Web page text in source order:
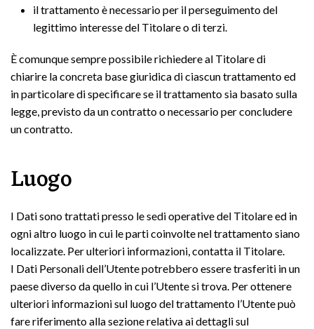
il trattamento è necessario per il perseguimento del
legittimo interesse del Titolare o di terzi.
È comunque sempre possibile richiedere al Titolare di
chiarire la concreta base giuridica di ciascun trattamento ed
in particolare di specificare se il trattamento sia basato sulla
legge, previsto da un contratto o necessario per concludere
un contratto.
Luogo
I Dati sono trattati presso le sedi operative del Titolare ed in
ogni altro luogo in cui le parti coinvolte nel trattamento siano
localizzate. Per ulteriori informazioni, contatta il Titolare.
I Dati Personali dell’Utente potrebbero essere trasferiti in un
paese diverso da quello in cui l’Utente si trova. Per ottenere
ulteriori informazioni sul luogo del trattamento l’Utente può
fare riferimento alla sezione relativa ai dettagli sul